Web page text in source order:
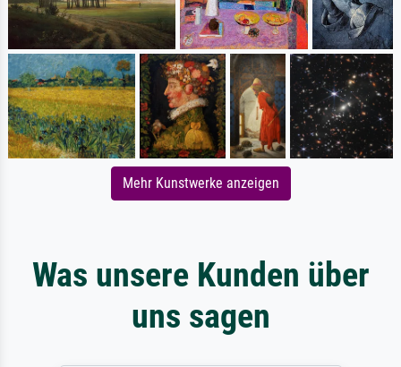
Mehr Kunstwerke anzeigen
Was unsere Kunden über
uns sagen